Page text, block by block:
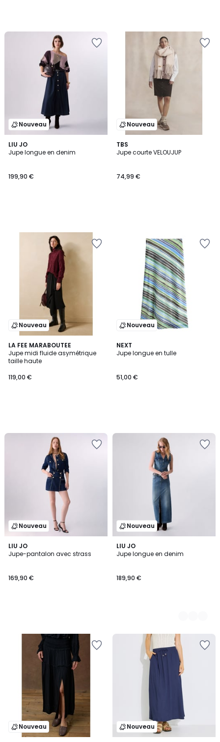
Nouveau
LIU JO
Jupe longue en denim
199,90 €
Nouveau
TBS
Jupe courte VELOUJUP
74,99 €
Nouveau
LA FEE MARABOUTEE
Jupe midi fluide asymétrique
taille haute
119,00 €
Nouveau
NEXT
Jupe longue en tulle
51,00 €
Nouveau
LIU JO
Jupe-pantalon avec strass
169,90 €
Nouveau
LIU JO
Jupe longue en denim
189,90 €
2
Couleurs
Nouveau Nouveau